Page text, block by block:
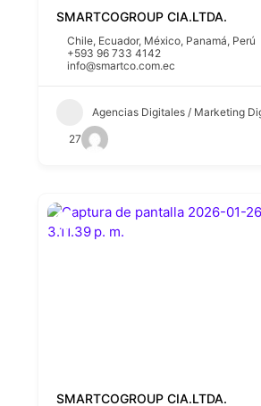
SMARTCOGROUP CIA.LTDA.
Chile, Ecuador, México, Panamá, Perú
+593 96 733 4142
info@smartco.com.ec
Agencias Digitales / Marketing
27
SMARTCOGROUP CIA.LTDA.